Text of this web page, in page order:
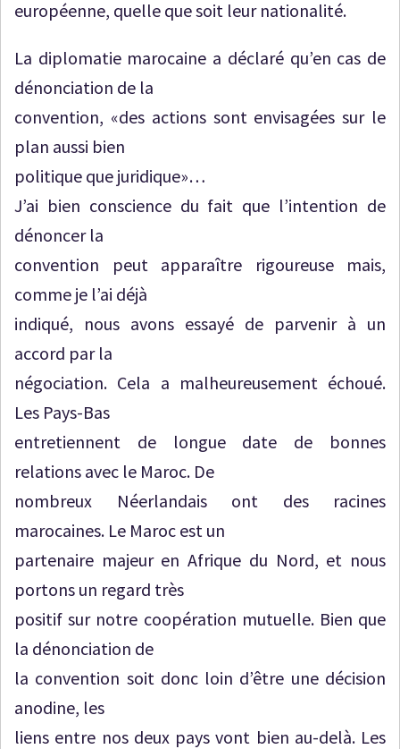
européenne, quelle que soit leur nationalité.
La diplomatie marocaine a déclaré qu’en cas de
dénonciation de la
convention, «des actions sont envisagées sur le
plan aussi bien
politique que juridique»…
J’ai bien conscience du fait que l’intention de
dénoncer la
convention peut apparaître rigoureuse mais,
comme je l’ai déjà
indiqué, nous avons essayé de parvenir à un
accord par la
négociation. Cela a malheureusement échoué.
Les Pays-Bas
entretiennent de longue date de bonnes
relations avec le Maroc. De
nombreux Néerlandais ont des racines
marocaines. Le Maroc est un
partenaire majeur en Afrique du Nord, et nous
portons un regard très
positif sur notre coopération mutuelle. Bien que
la dénonciation de
la convention soit donc loin d’être une décision
anodine, les
liens entre nos deux pays vont bien au-delà. Les